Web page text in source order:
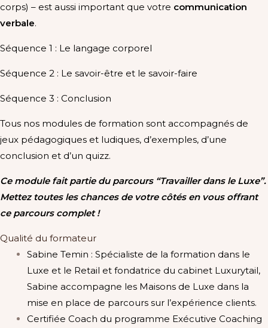
corps) – est aussi important que votre communication
verbale.
Séquence 1 : Le langage corporel
Séquence 2 : Le savoir-être et le savoir-faire
Séquence 3 : Conclusion
Tous nos modules de formation sont accompagnés de
jeux pédagogiques et ludiques, d’exemples, d’une
conclusion et d’un quizz.
Ce module fait partie du parcours “Travailler dans le Luxe”.
Mettez toutes les chances de votre côtés en vous offrant
ce parcours complet !
Qualité du formateur
Sabine Temin : Spécialiste de la formation dans le
Luxe et le Retail et fondatrice du cabinet Luxurytail,
Sabine accompagne les Maisons de Luxe dans la
mise en place de parcours sur l’expérience clients.
Certifiée Coach du programme Exécutive Coaching